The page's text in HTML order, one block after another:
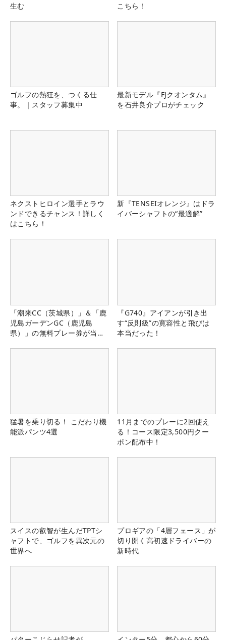
生む
こちら！
ゴルフの熱狂を、つくる仕
事。｜スタッフ募集中
最新モデル『FJクオンタム』
を石井良介プロがチェック
ネクストヒロイン選手とラウ
ンドできるチャンス！詳しく
はこちら！
新『TENSEIオレンジ』はドラ
イバーシャフトの“最適解”
「潮来CC（茨城県）」＆「鹿
児島ガーデンGC（鹿児島
県）」の無料プレー券が当た
『G740』アイアンが引き出
す“反則級”の寛容性と飛びは
本当だった！
猛暑を乗り切る！ こだわり機
能派パンツ4選
11月までのプレーに2回使え
る！コース限定3,500円クー
ポン配布中！
スイスの叡智が生んだTPTシ
ャフトで、ゴルフを異次元の
世界へ
プロギアの「4層フェース」が
切り開く高初速ドライバーの
新時代